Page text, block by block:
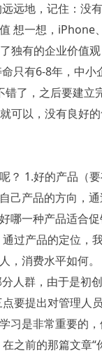
远地，记住：没
想一想，
独有的企业价值
只有6-8年，中
了，之后要建
可以，没有良好
？ 1.好的产品（
己产品的方向，
哪一种产品适合
过产品的定位，
，消费水平如何
人群，由于是初
要提出对管理人
习是非常重要的
之前的那篇文章